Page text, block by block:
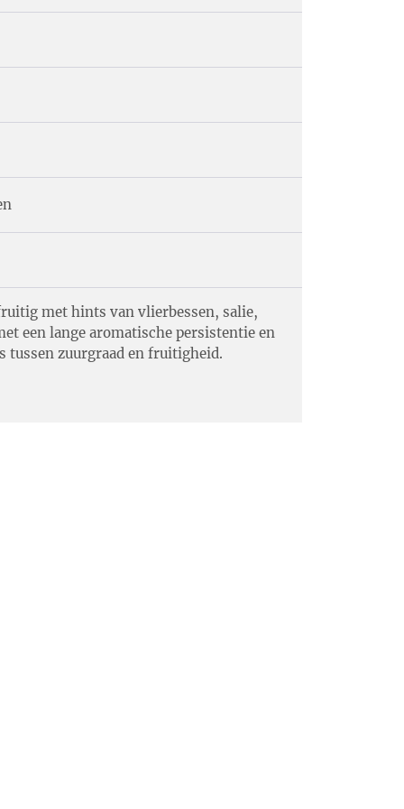
met hints van vlierbessen, salie,
een lange aromatische persistentie en
tussen zuurgraad en fruitigheid.